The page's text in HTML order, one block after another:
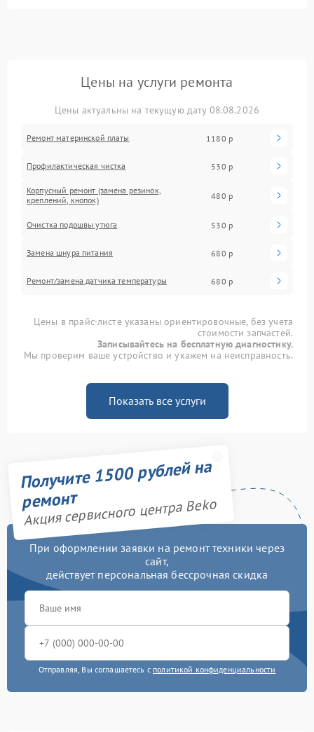
Цены на услуги ремонта
Цены актуальны на текущую дату 08.08.2026
Ремонт материнской платы 1180 р
Профилактическая чистка 530 р
Корпусный ремонт (замена резинок,
креплений, кнопок)
480 р
Очистка подошвы утюга 530 р
Замена шнура питания 680 р
Ремонт/замена датчика температуры 680 р
Цены в прайс-листе указаны ориентировочные, без учета
стоимости запчастей.
Записывайтесь на бесплатную диагностику.
Мы проверим ваше устройство и укажем на неисправность.
Показать все услуги
Получите 1500 рублей на
ремонт
Акция сервисного центра Beko
При оформлении заявки на ремонт техники через
сайт,
действует персональная бессрочная скидка
Отправляя, Вы соглашаетесь с политикой конфиденциальности